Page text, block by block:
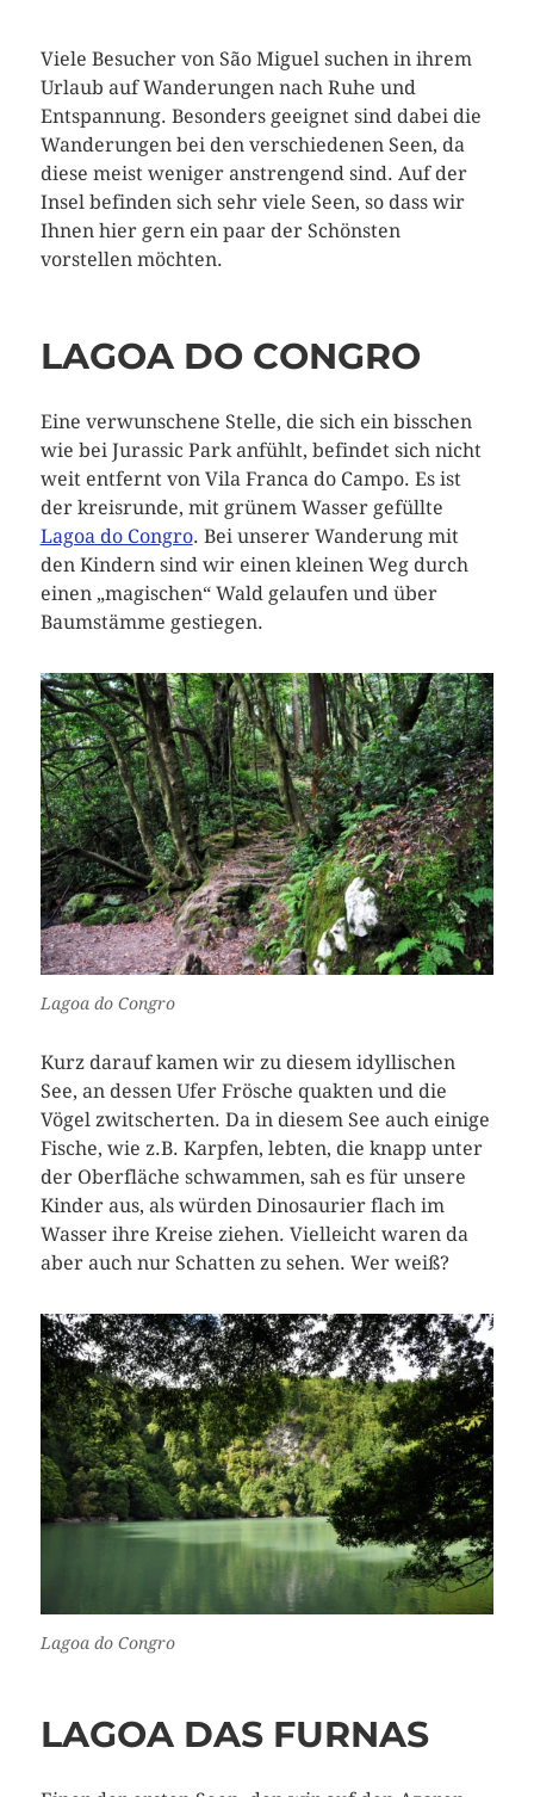
Viele Besucher von São Miguel suchen in ihrem
Urlaub auf Wanderungen nach Ruhe und
Entspannung. Besonders geeignet sind dabei die
Wanderungen bei den verschiedenen Seen, da
diese meist weniger anstrengend sind. Auf der
Insel befinden sich sehr viele Seen, so dass wir
Ihnen hier gern ein paar der Schönsten
vorstellen möchten.
LAGOA DO CONGRO
Eine verwunschene Stelle, die sich ein bisschen
wie bei Jurassic Park anfühlt, befindet sich nicht
weit entfernt von Vila Franca do Campo. Es ist
der kreisrunde, mit grünem Wasser gefüllte
Lagoa do Congro. Bei unserer Wanderung mit
den Kindern sind wir einen kleinen Weg durch
einen „magischen“ Wald gelaufen und über
Baumstämme gestiegen.
Lagoa do Congro
Kurz darauf kamen wir zu diesem idyllischen
See, an dessen Ufer Frösche quakten und die
Vögel zwitscherten. Da in diesem See auch einige
Fische, wie z.B. Karpfen, lebten, die knapp unter
der Oberfläche schwammen, sah es für unsere
Kinder aus, als würden Dinosaurier flach im
Wasser ihre Kreise ziehen. Vielleicht waren da
aber auch nur Schatten zu sehen. Wer weiß?
Lagoa do Congro
LAGOA DAS FURNAS